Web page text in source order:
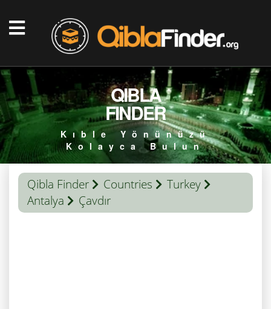
QIBLA
FINDER
Kıble Yönünüzü
Kolayca Bulun
Qibla Finder Countries
Turkey
Antalya
Çavdır